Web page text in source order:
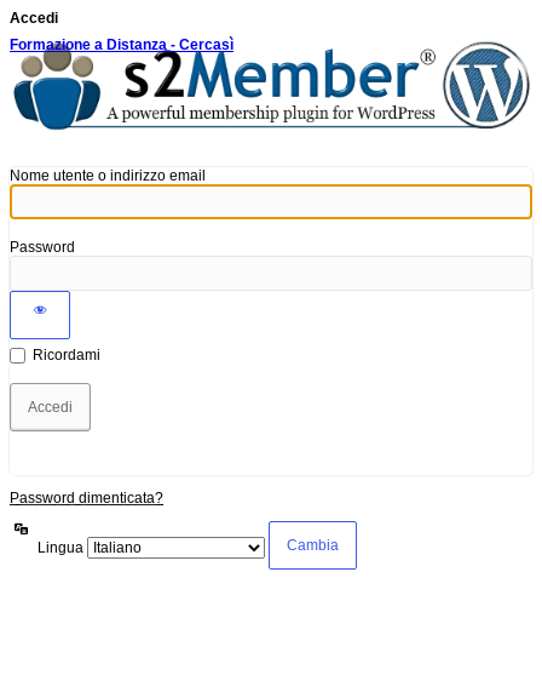
Accedi
Formazione a Distanza - Cercasì
Nome utente o indirizzo email
Password
Ricordami
Password dimenticata?
Lingua